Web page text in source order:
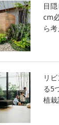
目
cm
ら
リ
る5
植栽